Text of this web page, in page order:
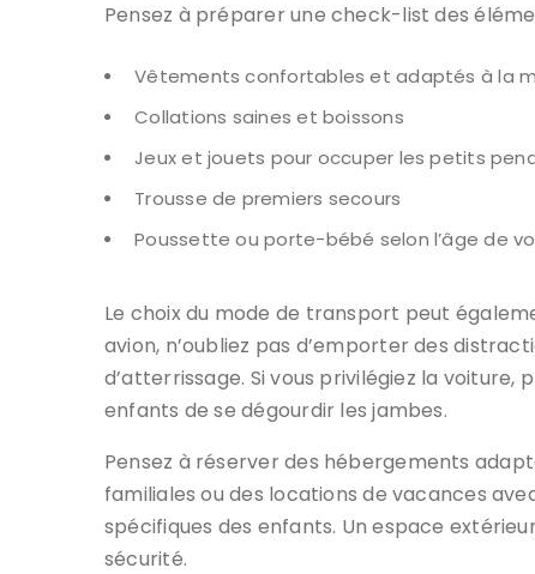
Pensez à préparer une check-list des
Vêtements confortables et adaptés à la
Collations saines et boissons
Jeux et jouets pour occuper les petits
Trousse de premiers secours
Poussette ou porte-bébé selon l’âge de
Le choix du mode de transport peut
avion, n’oubliez pas d’emporter des
d’atterrissage. Si vous privilégiez la
enfants de se dégourdir les jambes.
Pensez à réserver des hébergements
familiales ou des locations de vacances
spécifiques des enfants. Un espace
sécurité.